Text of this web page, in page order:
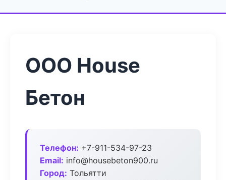
ООО House
Бетон
Телефон: +7-911-534-97-23
Email: info@housebeton900.ru
Город: Тольятти